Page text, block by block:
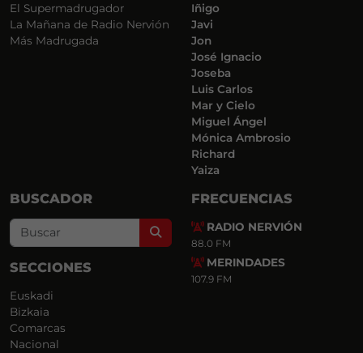
El Supermadrugador
La Mañana de Radio Nervión
Más Madrugada
Iñigo
Javi
Jon
José Ignacio
Joseba
Luis Carlos
Mar y Cielo
Miguel Ángel
Mónica Ambrosio
Richard
Yaiza
BUSCADOR
Search
SECCIONES
Euskadi
Bizkaia
Comarcas
Nacional
FRECUENCIAS
RADIO NERVIÓN
88.0 FM
MERINDADES
107.9 FM